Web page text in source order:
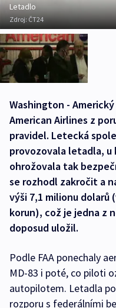
Letadlo
Zdroj:ČT24
Washington -
American Airlines z
pravidel. Letecká
provozovala letadla, u
ohrožovala tak
se rozhodl zakročit a
výši 7,1 milionu dolarů
korun), což je jedna z
doposud uložil.
Podle FAA ponechaly
MD-83 i poté, co piloti
autopilotem. Letadla
rozporu s federálními